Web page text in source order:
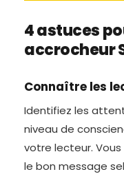
4 astuces
accrocheur
Connaître les
Identifiez les
niveau de
votre lecteur.
le bon message